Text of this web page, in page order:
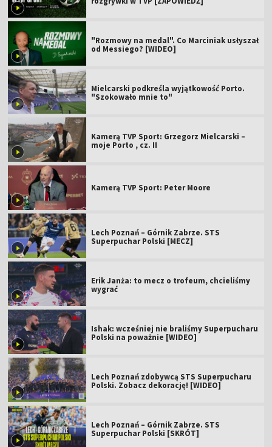
"Rozmowy na medal". Co Marciniak usłyszał
od Messiego? [WIDEO]
Mielcarski podkreśla wyjątkowość Porto.
"Szokowało mnie to"
Kamerą TVP Sport: Grzegorz Mielcarski –
moje Porto , cz. II
Kamerą TVP Sport: Peter Moore
Lech Poznań – Górnik Zabrze. STS
Superpuchar Polski [MECZ]
Erik Janża: to mecz o trofeum, chcieliśmy
wygrać
Ishak: wcześniej nie braliśmy Superpucharu
Polski na poważnie [WIDEO]
Lech Poznań zdobywcą STS Superpucharu
Polski. Zobacz dekorację! [WIDEO]
Lech Poznań – Górnik Zabrze. STS
Superpuchar Polski [SKRÓT]